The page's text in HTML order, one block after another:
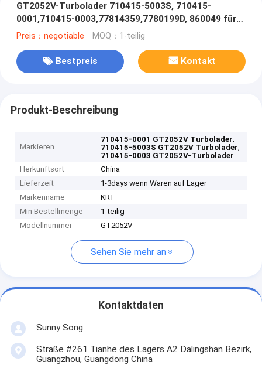
GT2052V-Turbolader 710415-5003S, 710415-
0001,710415-0003,77814359,7780199D, 860049 für
BMW mit Maschine M57D E39
Preis：negotiable MOQ：1-teilig
Bestpreis Kontakt
Produkt-Beschreibung
Markieren
710415-0001 GT2052V Turbolader,
710415-5003S GT2052V Turbolader,
710415-0003 GT2052V-Turbolader
Herkunftsort
China
Lieferzeit
1-3days wenn Waren auf Lager
Markenname
KRT
Min Bestellmenge
1-teilig
Modellnummer
GT2052V
Sehen Sie mehr an
Kontaktdaten
Sunny Song
Straße #261 Tianhe des Lagers A2 Dalingshan Bezirk,
Guangzhou, Guangdong China